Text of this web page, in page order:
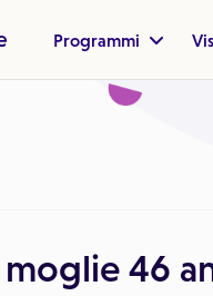
Programmi
46